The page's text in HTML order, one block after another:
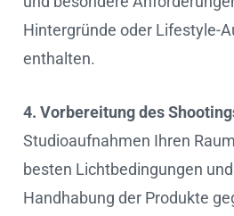
Hintergründe oder Lifestyle-
enthalten.
4. Vorbereitung des
Studioaufnahmen Ihren
besten Lichtbedingungen
Handhabung der Produkte